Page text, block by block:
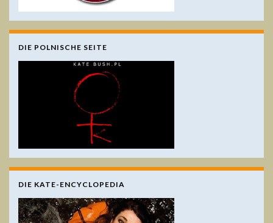
DIE POLNISCHE SEITE
DIE KATE-ENCYCLOPEDIA